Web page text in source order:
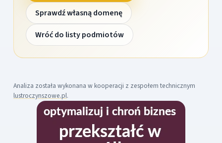
Sprawdź własną domenę
Wróć do listy podmiotów
Analiza została wykonana w kooperacji z zespołem technicznym
lustroczynszowe.pl.